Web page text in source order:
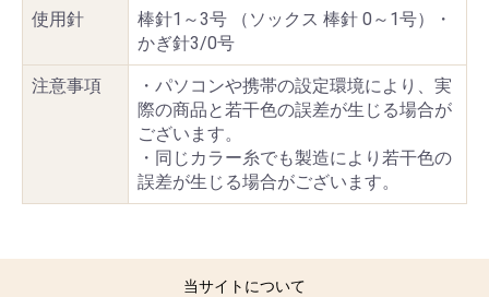
使用針
棒針1～3号 （ソックス 棒針 0～1号）・
かぎ針3/0号
注意事項
・パソコンや携帯の設定環境により、実
際の商品と若干色の誤差が生じる場合が
ございます。
・同じカラー糸でも製造により若干色の
誤差が生じる場合がございます。
当サイトについて